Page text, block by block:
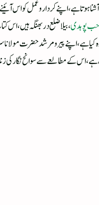
ہوتا ہے، اپنے کردار و عمل کو
پوہدی، بیلا ضلع دربھنگہ ہیں،
ہے، اپنے پیر و مرشد حضرت
ہے، اس کے مطالعے سے سوانح نگار